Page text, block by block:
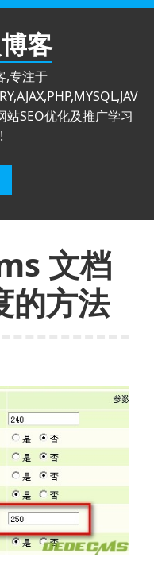
客
,专注于
站SEO优化及推广学习
文档
的方法